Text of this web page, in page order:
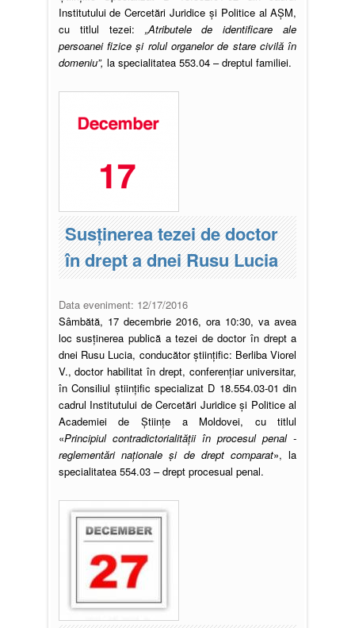
Institutului de Cercetări Juridice şi Politice al AȘM,
cu titlul tezei: „Atributele de identificare ale
persoanei fizice şi rolul organelor de stare civilă în
domeniu”, la specialitatea 553.04 – dreptul familiei.
Susţinerea tezei de doctor
în drept a dnei Rusu Lucia
Data eveniment: 12/17/2016
Sâmbătă, 17 decembrie 2016, ora 10:30, va avea
loc susținerea publică a tezei de doctor în drept a
dnei Rusu Lucia, conducător științific: Berliba Viorel
V., doctor habilitat în drept, conferențiar universitar,
în Consiliul științific specializat D 18.554.03-01 din
cadrul Institutului de Cercetări Juridice și Politice al
Academiei de Științe a Moldovei, cu titlul
«Principiul contradictorialității în procesul penal -
reglementări naționale și de drept comparat», la
specialitatea 554.03 – drept procesual penal.